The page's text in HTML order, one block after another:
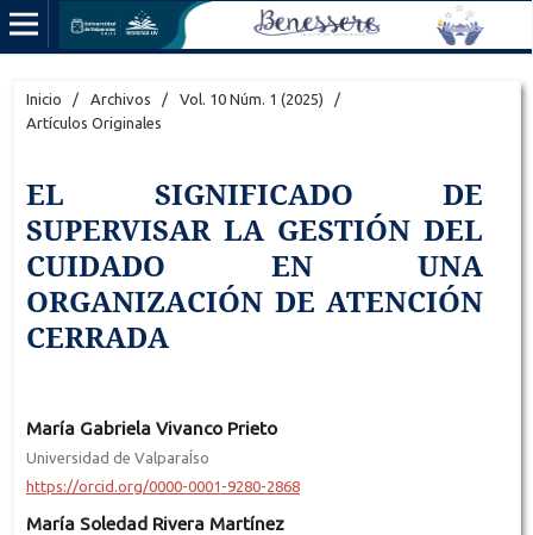
Inicio / Archivos / Vol. 10 Núm. 1 (2025)
/
Artículos Originales
EL SIGNIFICADO DE
SUPERVISAR LA GESTIÓN DEL
CUIDADO EN UNA
ORGANIZACIÓN DE ATENCIÓN
CERRADA
María Gabriela Vivanco Prieto
Universidad de ValparaÍso
https://orcid.org/0000-0001-9280-2868
María Soledad Rivera Martínez